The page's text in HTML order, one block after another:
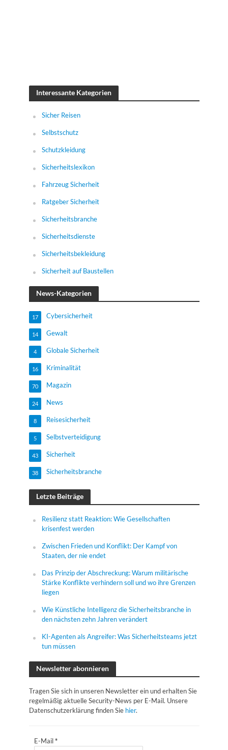
Interessante Kategorien
Sicher Reisen
Selbstschutz
Schutzkleidung
Sicherheitslexikon
Fahrzeug Sicherheit
Ratgeber Sicherheit
Sicherheitsbranche
Sicherheitsdienste
Sicherheitsbekleidung
Sicherheit auf Baustellen
News-Kategorien
Cybersicherheit
17
Gewalt
14
Globale Sicherheit
4
Kriminalität
16
Magazin
70
News
24
Reisesicherheit
8
Selbstverteidigung
5
Sicherheit
43
Sicherheitsbranche
38
Letzte Beiträge
Resilienz statt Reaktion: Wie Gesellschaften
krisenfest werden
Zwischen Frieden und Konflikt: Der Kampf von
Staaten, der nie endet
Das Prinzip der Abschreckung: Warum militärische
Stärke Konflikte verhindern soll und wo ihre Grenzen
liegen
Wie Künstliche Intelligenz die Sicherheitsbranche in
den nächsten zehn Jahren verändert
KI-Agenten als Angreifer: Was Sicherheitsteams jetzt
tun müssen
Newsletter abonnieren
Tragen Sie sich in unseren Newsletter ein und erhalten Sie
regelmäßig aktuelle Security-News per E-Mail. Unsere
Datenschutzerklärung finden Sie hier.
E-Mail*